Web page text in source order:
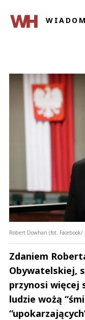
Robert Dowhan (fot.
Zdaniem
Obywatelskiej,
przynosi więcej
ludzie wożą